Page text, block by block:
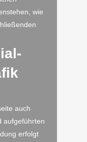
wie
auch
aufgeführten
erfolgt